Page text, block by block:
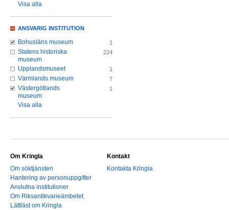
Visa alla
ANSVARIG INSTITUTION
Bohusläns museum 1
Statens historiska
museum
224
Upplandsmuseet 1
Värmlands museum 7
Västergötlands
museum
1
Visa alla
Om Kringla
Om söktjänsten
Hantering av personuppgifter
Anslutna institutioner
Om Riksantikvarieämbetet
Lättläst om Kringla
Kontakt
Kontakta Kringla